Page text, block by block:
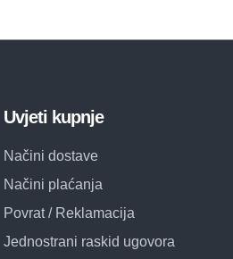
Uvjeti kupnje
Načini dostave
Načini plaćanja
Povrat / Reklamacija
Jednostrani raskid ugovora